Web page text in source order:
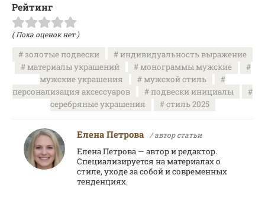
Рейтинг
( Пока оценок нет )
золотые подвески
индивидуальность выражение
материалы украшений
монограммы мужские
мужские украшения
мужской стиль
персонализация аксессуаров
подвески инициалы
серебряные украшения
стиль 2025
Елена Петрова / автор статьи
Елена Петрова — автор и редактор.
Специализируется на материалах о
стиле, уходе за собой и современных
тенденциях.